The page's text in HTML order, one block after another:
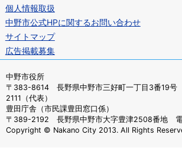
個人情報取扱
中野市公式HPに関するお問い合わせ
サイトマップ
広告掲載募集
中野市役所
〒383-8614 長野県中野市三好町一丁目3番19
2111（代表）
豊田庁舎（市民課豊田窓口係）
〒389-2192 長野県中野市大字豊津2508番地
Copyright © Nakano City 2013. All Rights